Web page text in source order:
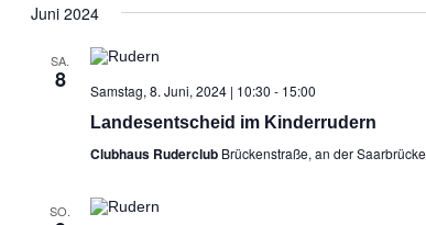
Juni 2024
SA.
8 Samstag, 8. Juni, 2024 | 10:30 - 15:00
Landesentscheid im Kinderrudern
Clubhaus Ruderclub Brückenstraße, an der Saarbrücke
SO.